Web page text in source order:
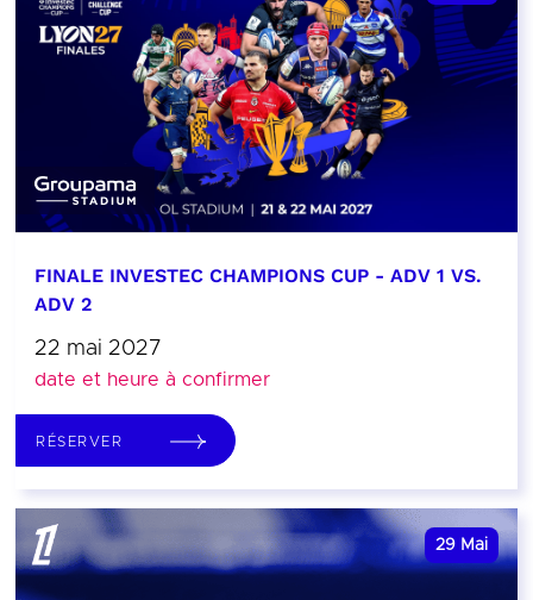
FINALE INVESTEC CHAMPIONS CUP - ADV 1 VS.
ADV 2
22 mai 2027
date et heure à confirmer
RÉSERVER
29 Mai